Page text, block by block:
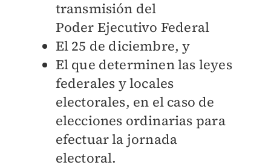
transmisión del
Poder Ejecutivo Federal
El 25 de diciembre, y
El que determinen las leyes
federales y locales
electorales, en el caso de
elecciones ordinarias para
efectuar la jornada
electoral.